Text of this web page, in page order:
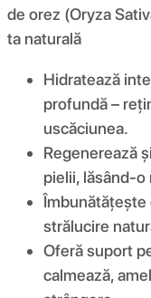
de orez (Oryza
ta naturală
Hidratează
profundă –
uscăciunea.
Regenerează
pielii, lăsând-o
Îmbunătățește
strălucire
Oferă suport
calmează,